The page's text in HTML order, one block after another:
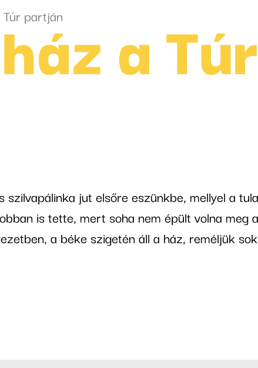
partján a Túr
jut elsőre eszünkbe, mellyel a
is tette, mert soha nem épült volna meg
a béke szigetén áll a ház, reméljük